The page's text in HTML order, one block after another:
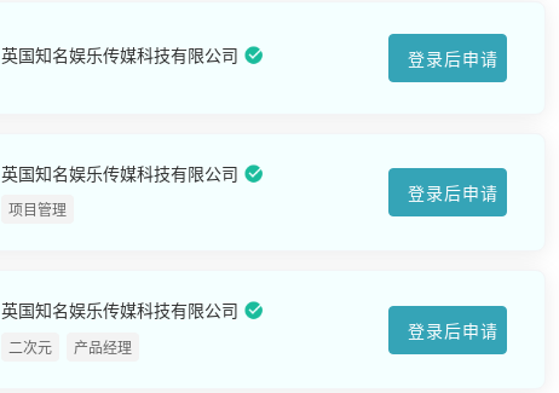
英国知名娱乐传媒科技有限公司 登录后申请
英国知名娱乐传媒科技有限公司
项目管理
登录后申请
英国知名娱乐传媒科技有限公司
二次元 产品经理
登录后申请